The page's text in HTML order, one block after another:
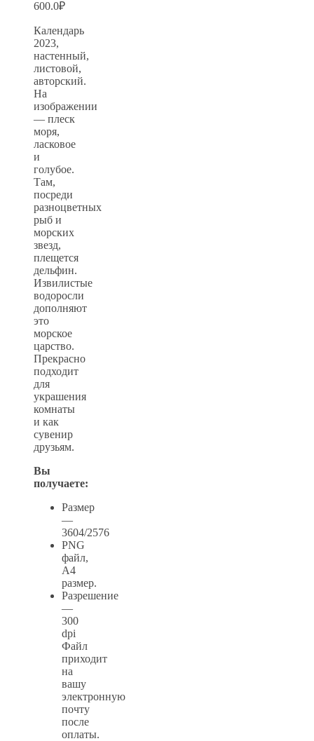
600.0₽
Календарь
2023,
настенный,
листовой,
авторский.
На
изображении
— плеск
моря,
ласковое
и
голубое.
Там,
посреди
разноцветных
рыб и
морских
звезд,
плещется
дельфин.
Извилистые
водоросли
дополняют
это
морское
царство.
Прекрасно
подходит
для
украшения
комнаты
и как
сувенир
друзьям.
Вы
получаете:
Размер
—
3604/2576
PNG
файл,
А4
размер.
Разрешение
—
300
dpi
Файл
приходит
на
вашу
электронную
почту
после
оплаты.